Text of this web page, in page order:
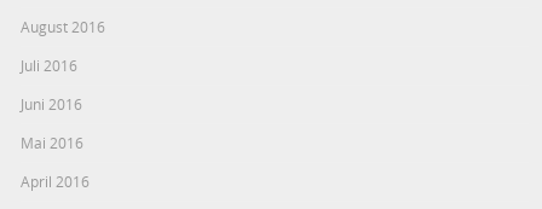
August 2016
Juli 2016
Juni 2016
Mai 2016
April 2016